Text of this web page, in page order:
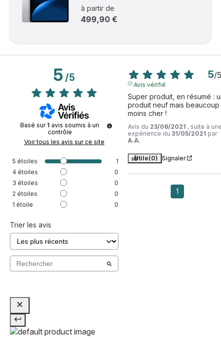
à partir de
499,90 €
5/5
Basé sur 1 avis soumis à un
contrôle
Voir tous les avis sur ce site
5 étoiles
1
4 étoiles
0
3 étoiles
0
2 étoiles
0
1 étoile 0
Trier les avis
5/5
Avis vérifié
Super produit, en résumé :
produit neuf mais beaucoup
moins cher !
Avis du 23/06/2021 , suite à
expérience du 31/05/2021 par
A.A.
Utile(0) Signaler
1